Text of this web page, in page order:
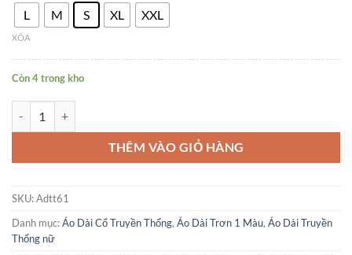
L M S XL XXL
XÓA
Còn 4 trong kho
THÊM VÀO GIỎ HÀNG
SKU:Adtt61
Danh mục:Áo Dài Cổ Truyền Thống, Áo Dài Trơn 1 Màu, Áo Dài Truyền
Thống nữ